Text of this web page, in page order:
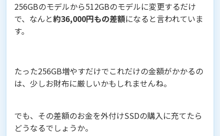
256GBのモデルから512GBのモデルに変更するだけ
で、なんと約36,000円もの差額になると言われていま
す。
たった256GB増やすだけでこれだけの金額がかかるの
は、少しお財布に厳しいかもしれませんね。
でも、その差額のお金を外付けSSDの購入に充てたら
どうなるでしょうか。